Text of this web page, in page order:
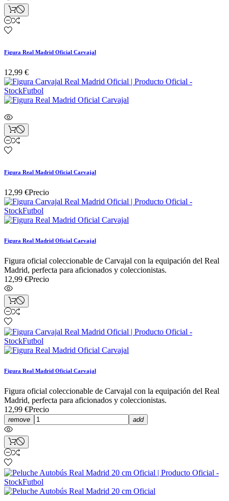
Figura Real Madrid Oficial Carvajal
12,99 €
Figura Real Madrid Oficial Carvajal
12,99 €Precio
Figura Real Madrid Oficial Carvajal
Figura oficial coleccionable de Carvajal con la equipación del Real
Madrid, perfecta para aficionados y coleccionistas.
12,99 €Precio
Figura Real Madrid Oficial Carvajal
Figura oficial coleccionable de Carvajal con la equipación del Real
Madrid, perfecta para aficionados y coleccionistas.
12,99 €Precio
remove add